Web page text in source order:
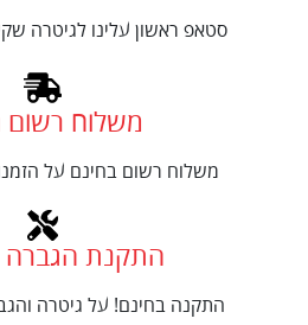
סטאפ ראשון עלינו לגיטרה
משלוח רשום
משלוח רשום בחינם על הזמנות
התקנת
התקנה בחינם! על גיטרה